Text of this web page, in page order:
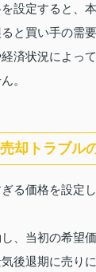
設定すると、
と買い手の需
済状況によっ
。
却トラブル
る価格を設定
、当初の希望
後退期に売り